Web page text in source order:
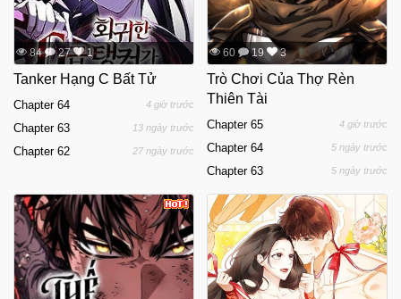
84 27 1
Tanker Hạng C Bất Tử
Chapter 64 4 giờ trước
Chapter 63 13 ngày trước
Chapter 62 27 ngày trước
60 19 3
Trò Chơi Của Thợ Rèn
Thiên Tài
Chapter 65 4 giờ trước
Chapter 64 5 ngày trước
Chapter 63 5 ngày trước